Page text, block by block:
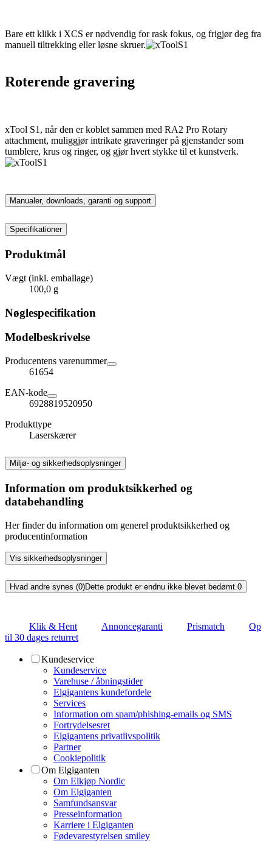
Bare ett klikk i XCS er nødvendig for rask fokus, og frigjør deg fra
manuell tiltrekking eller løsne skruer.
Roterende gravering
xTool S1, når den er koblet sammen med RA2 Pro Rotary
attachment, muliggjør intrikate graveringer på gjenstander som
tumblere, krus og ringer, og gjør hvert stykke til et kunstverk.
Manualer, downloads, garanti og support
Specifikationer
Produktmål
Vægt (inkl. emballage)
100,0 g
Nøglespecifikation
Modelbeskrivelse
Producentens varenummer
61654
EAN-kode
6928819520950
Produkttype
Laserskærer
Miljø- og sikkerhedsoplysninger
Information om produktsikkerhed og
databehandling
Her finder du information om generel produktsikkerhed og
producentinformation
Vis sikkerhedsoplysninger
Hvad andre synes (0)Dette produkt er endnu ikke blevet bedømt. 0
Klik & Hent Annoncegaranti Prismatch
Op
til 30 dages returret
Kundeservice
Kundeservice
Varehuse / åbningstider
Elgigantens kundefordele
Services
Information om spam/phishing-emails og SMS
Fortrydelsesret
Elgigantens privatlivspolitik
Partner
Cookiepolitik
Om Elgiganten
Om Elkjøp Nordic
Om Elgiganten
Samfundsansvar
Presseinformation
Karriere i Elgiganten
Fødevarestyrelsen smiley